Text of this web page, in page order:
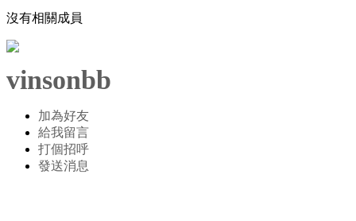
沒有相關成員
vinsonbb
加為好友
給我留言
打個招呼
發送消息